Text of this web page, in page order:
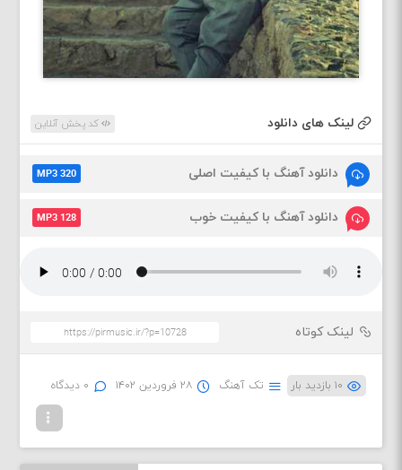
لینک های دانلود کد پخش آنلاین
دانلود آهنگ با کیفیت اصلی MP3 320
دانلود آهنگ با کیفیت خوب MP3 128
لینک کوتاه
۱۰ بازدید بار تک آهنگ ۲۸ فروردین ۱۴۰۲ ۰ دیدگاه